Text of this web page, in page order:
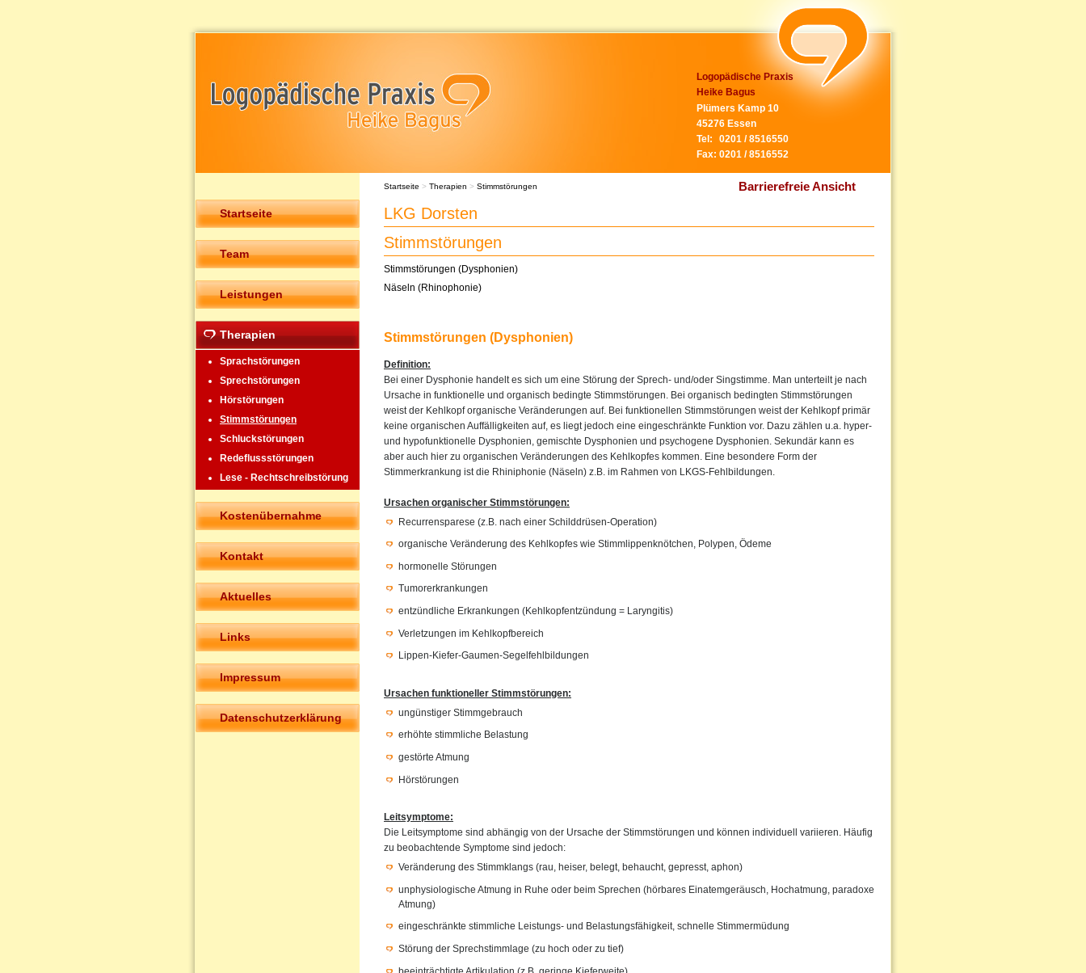
Logopädische Praxis
Heike Bagus
Plümers Kamp 10
45276 Essen
Tel:
0201 / 8516550
Fax: 0201 / 8516552
Barrierefreie Ansicht
Startseite
Team
Leistungen
Therapien
Sprachstörungen
Sprechstörungen
Hörstörungen
Stimmstörungen
Schluckstörungen
Redeflussstörungen
Lese - Rechtschreibstörung
Kostenübernahme
Kontakt
Aktuelles
Links
Impressum
Datenschutzerklärung
Startseite > Therapien > Stimmstörungen
LKG Dorsten
Stimmstörungen
Stimmstörungen (Dysphonien)
Näseln (Rhinophonie)
Stimmstörungen (Dysphonien)
Definition:
Bei einer Dysphonie handelt es sich um eine Störung der Sprech- und/oder Singstimme. Man unterteilt je nach
Ursache in funktionelle und organisch bedingte Stimmstörungen. Bei organisch bedingten Stimmstörungen
weist der Kehlkopf organische Veränderungen auf. Bei funktionellen Stimmstörungen weist der Kehlkopf primär
keine organischen Auffälligkeiten auf, es liegt jedoch eine eingeschränkte Funktion vor. Dazu zählen u.a. hyper-
und hypofunktionelle Dysphonien, gemischte Dysphonien und psychogene Dysphonien. Sekundär kann es
aber auch hier zu organischen Veränderungen des Kehlkopfes kommen. Eine besondere Form der
Stimmerkrankung ist die Rhiniphonie (Näseln) z.B. im Rahmen von LKGS-Fehlbildungen.
Ursachen organischer Stimmstörungen:
Recurrensparese (z.B. nach einer Schilddrüsen-Operation)
organische Veränderung des Kehlkopfes wie Stimmlippenknötchen, Polypen, Ödeme
hormonelle Störungen
Tumorerkrankungen
entzündliche Erkrankungen (Kehlkopfentzündung = Laryngitis)
Verletzungen im Kehlkopfbereich
Lippen-Kiefer-Gaumen-Segelfehlbildungen
Ursachen funktioneller Stimmstörungen:
ungünstiger Stimmgebrauch
erhöhte stimmliche Belastung
gestörte Atmung
Hörstörungen
Leitsymptome:
Die Leitsymptome sind abhängig von der Ursache der Stimmstörungen und können individuell variieren. Häufig
zu beobachtende Symptome sind jedoch:
Veränderung des Stimmklangs (rau, heiser, belegt, behaucht, gepresst, aphon)
unphysiologische Atmung in Ruhe oder beim Sprechen (hörbares Einatemgeräusch, Hochatmung, paradoxe
Atmung)
eingeschränkte stimmliche Leistungs- und Belastungsfähigkeit, schnelle Stimmermüdung
Störung der Sprechstimmlage (zu hoch oder zu tief)